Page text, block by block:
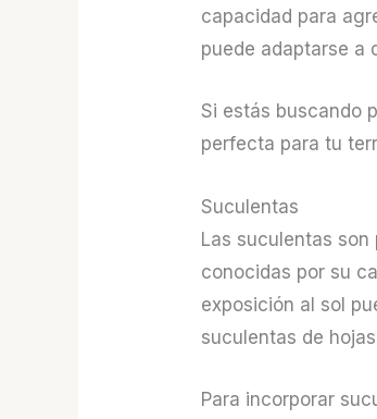
capacidad para
puede adaptarse a
Si estás buscando
perfecta para tu
Suculentas
Las suculentas
conocidas por su
exposición al sol
suculentas de
Para incorporar